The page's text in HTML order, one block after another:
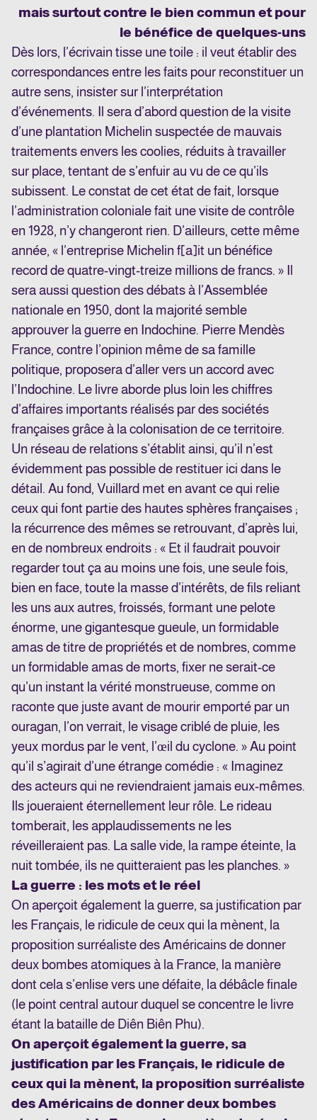
mais surtout contre le bien commun et pour
le bénéfice de quelques-uns
Dès lors, l’écrivain tisse une toile : il veut établir des
correspondances entre les faits pour reconstituer un
autre sens, insister sur l’interprétation
d’événements. Il sera d’abord question de la visite
d’une plantation Michelin suspectée de mauvais
traitements envers les coolies, réduits à travailler
sur place, tentant de s’enfuir au vu de ce qu’ils
subissent. Le constat de cet état de fait, lorsque
l’administration coloniale fait une visite de contrôle
en 1928, n’y changeront rien. D’ailleurs, cette même
année, « l’entreprise Michelin f[a]it un bénéfice
record de quatre-vingt-treize millions de francs. » Il
sera aussi question des débats à l’Assemblée
nationale en 1950, dont la majorité semble
approuver la guerre en Indochine. Pierre Mendès
France, contre l’opinion même de sa famille
politique, proposera d’aller vers un accord avec
l’Indochine. Le livre aborde plus loin les chiffres
d’affaires importants réalisés par des sociétés
françaises grâce à la colonisation de ce territoire.
Un réseau de relations s’établit ainsi, qu’il n’est
évidemment pas possible de restituer ici dans le
détail. Au fond, Vuillard met en avant ce qui relie
ceux qui font partie des hautes sphères françaises ;
la récurrence des mêmes se retrouvant, d’après lui,
en de nombreux endroits : « Et il faudrait pouvoir
regarder tout ça au moins une fois, une seule fois,
bien en face, toute la masse d’intérêts, de fils reliant
les uns aux autres, froissés, formant une pelote
énorme, une gigantesque gueule, un formidable
amas de titre de propriétés et de nombres, comme
un formidable amas de morts, fixer ne serait-ce
qu’un instant la vérité monstrueuse, comme on
raconte que juste avant de mourir emporté par un
ouragan, l’on verrait, le visage criblé de pluie, les
yeux mordus par le vent, l’œil du cyclone. » Au point
qu’il s’agirait d’une étrange comédie : « Imaginez
des acteurs qui ne reviendraient jamais eux-mêmes.
Ils joueraient éternellement leur rôle. Le rideau
tomberait, les applaudissements ne les
réveilleraient pas. La salle vide, la rampe éteinte, la
nuit tombée, ils ne quitteraient pas les planches. »
La guerre : les mots et le réel
On aperçoit également la guerre, sa justification par
les Français, le ridicule de ceux qui la mènent, la
proposition surréaliste des Américains de donner
deux bombes atomiques à la France, la manière
dont cela s’enlise vers une défaite, la débâcle finale
(le point central autour duquel se concentre le livre
étant la bataille de Diên Biên Phu).
On aperçoit également la guerre, sa
justification par les Français, le ridicule de
ceux qui la mènent, la proposition surréaliste
des Américains de donner deux bombes